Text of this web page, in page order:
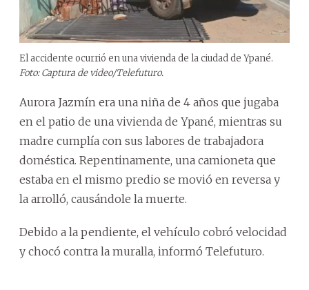
El accidente ocurrió en una vivienda de la ciudad de Ypané.
Foto: Captura de video/Telefuturo.
Aurora Jazmín era una niña de 4 años que jugaba
en el patio de una vivienda de Ypané, mientras su
madre cumplía con sus labores de trabajadora
doméstica. Repentinamente, una camioneta que
estaba en el mismo predio se movió en reversa y
la arrolló, causándole la muerte.
Debido a la pendiente, el vehículo cobró velocidad
y chocó contra la muralla, informó Telefuturo.